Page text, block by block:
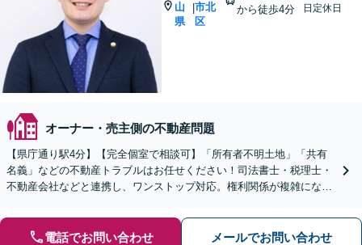
山
県
|市北
区
から徒歩4分
日定休日
オーナー・売主側の不動産問題
【県庁通り駅4分】【完全個室で相談可】「所有者不明土地」「共有
名義」などの不動産トラブルはお任せください！司法書士・税理士・
不動産会社などと連携し、ワンストップ対応。権利関係が複雑になる
電話でお問い合わせ メールでお問い合わせ